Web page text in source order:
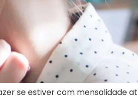
se estiver com mensalidade